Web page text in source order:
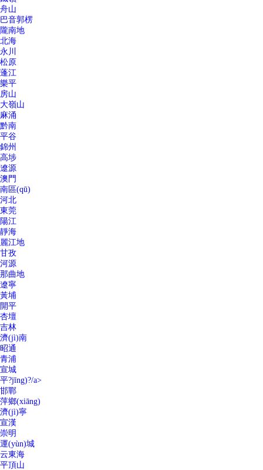
舟山
巴音郭楞
隴南地
北海
永川
松原
蓬江
樂平
房山
大嶺山
麻涌
黔南
平谷
錦州
高埗
遼源
澳門
南區(qū)
河北
東莞
陽江
靜海
麗江地
甘孜
河源
那曲地
遼寧
黃埔
開平
杏壇
吉林
濟(jì)南
昭通
青浦
宣城
平?jīng)?/a>
邯鄲
萍鄉(xiāng)
濟(jì)寧
宣漢
崇明
運(yùn)城
云東海
平頂山